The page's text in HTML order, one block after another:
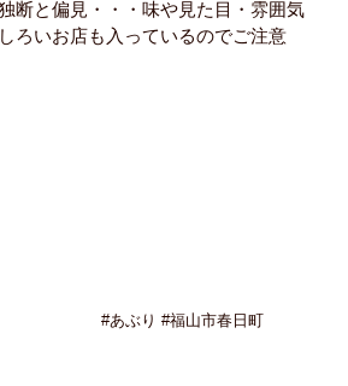
断と偏見・・・味や見た目・雰囲気
ろいお店も入っているのでご注意
#あぶり #福山市春日町